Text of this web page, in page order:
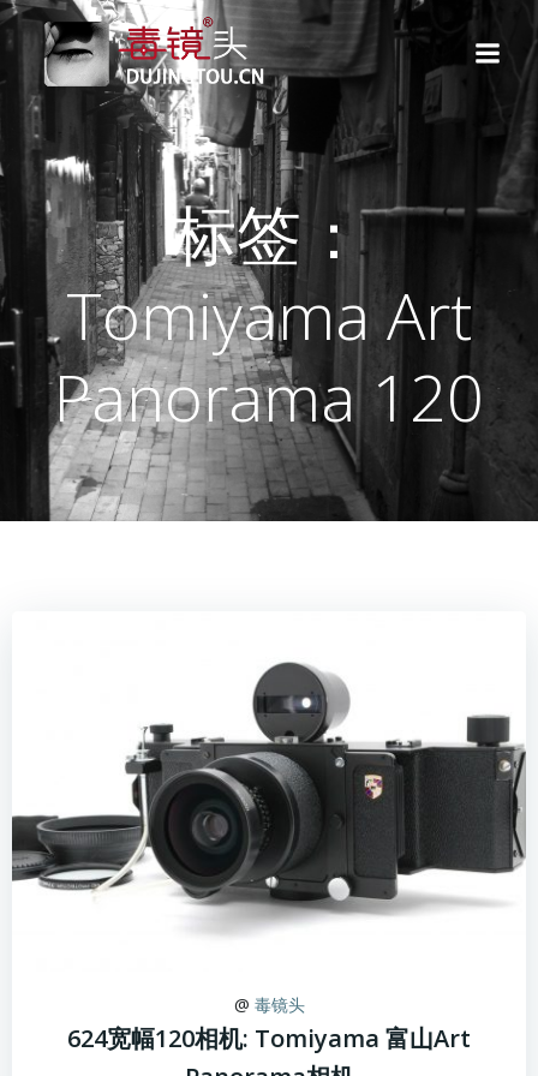
到
内
容
标签：
Tomiyama Art
Panorama 120
@ 毒镜头
624宽幅120相机: Tomiyama 富山Art